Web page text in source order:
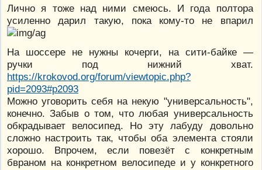
Лично я тоже над ними смеюсь. И года полтора
усиленно дарил такую, пока кому-то не впарил
На шоссере не нужны кочерги, на сити-байке —
ручки под нижний хват.
https://krokovod.org/forum/viewtopic.php?
pid=2093#p2093
Можно уговорить себя на некую "универсальность",
конечно. Забыв о том, что любая универсальность
обкрадывает велосипед. Но эту лабуду довольно
сложно настроить так, чтобы оба элемента стояли
хорошо. Впрочем, если повезёт с конкретным
бвраном на конкретном велосипеде и у конкретного